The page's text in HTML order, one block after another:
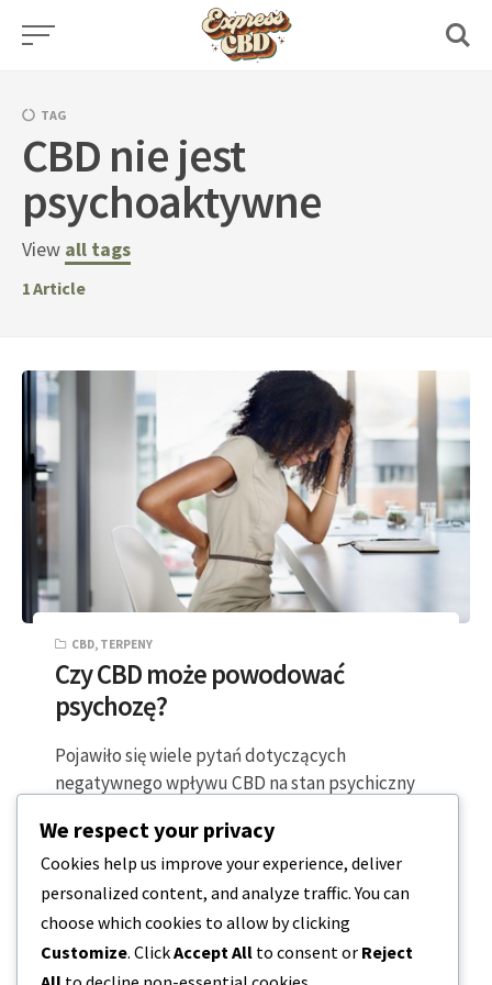
Skip
TAG
CBD nie jest
psychoaktywne
View all tags
1Article
CBD, TERPENY
Czy CBD może powodować
psychozę?
Pojawiło się wiele pytań dotyczących
negatywnego wpływu CBD na stan psychiczny
zadają sobie wszyscy,…
4 MINUTY CZYTANIA 2023-12-19
We respect your privacy
Cookies help us improve your experience, deliver
personalized content, and analyze traffic. You can
choose which cookies to allow by clicking
Customize. ClickAccept All to consent or Reject